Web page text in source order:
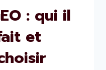
: qui il
et